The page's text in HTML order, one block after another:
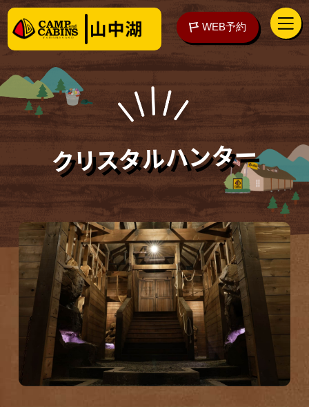
WEB予約
泊まる
楽しむ
ご予約の前に
アクセス WEB予約
クリスタルハンター